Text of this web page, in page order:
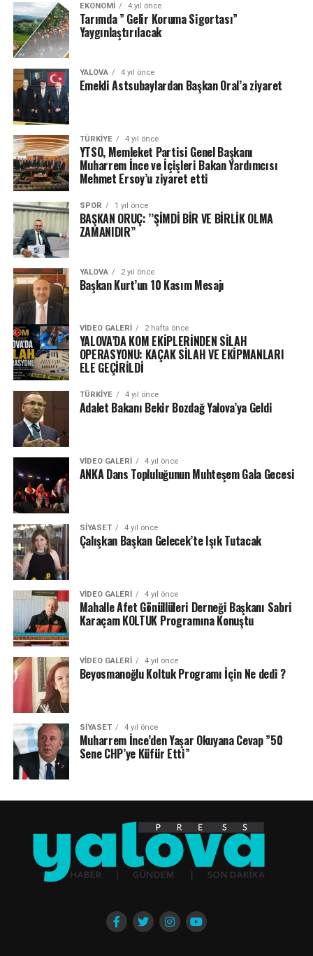
EKONOMI 4 yıl önce
Tarımda ” Gelir Koruma Sigortası”
Yaygınlaştırılacak
YALOVA 4 yıl önce
Emekli Astsubaylardan Başkan Oral’a ziyaret
TÜRKIYE 4 yıl önce
YTSO, Memleket Partisi Genel Başkanı
Muharrem İnce ve İçişleri Bakan Yardımcısı
Mehmet Ersoy’u ziyaret etti
SPOR 1 yıl önce
BAŞKAN ORUÇ: ’’ŞİMDİ BİR VE BİRLİK OLMA
ZAMANIDIR’’
YALOVA 2 yıl önce
Başkan Kurt’un 10 Kasım Mesajı
VIDEO GALERI 2 hafta önce
YALOVA’DA KOM EKİPLERİNDEN SİLAH
OPERASYONU: KAÇAK SİLAH VE EKİPMANLARI
ELE GEÇİRİLDİ
TÜRKIYE 4 yıl önce
Adalet Bakanı Bekir Bozdağ Yalova’ya Geldi
VIDEO GALERI 4 yıl önce
ANKA Dans Topluluğunun Muhteşem Gala Gecesi
SIYASET 4 yıl önce
Çalışkan Başkan Gelecek’te Işık Tutacak
VIDEO GALERI 4 yıl önce
Mahalle Afet Gönüllüleri Derneği Başkanı Sabri
Karaçam KOLTUK Programına Konuştu
VIDEO GALERI 4 yıl önce
Beyosmanoğlu Koltuk Programı İçin Ne dedi ?
SIYASET 4 yıl önce
Muharrem İnce’den Yaşar Okuyana Cevap ”50
Sene CHP’ye Küfür Etti”